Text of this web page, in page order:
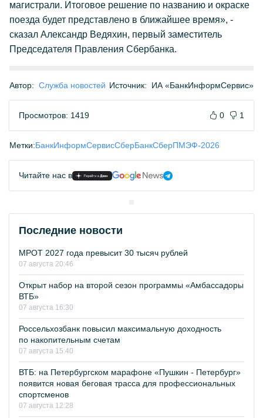
магистрали. Итоговое решение по названию и окраске
поезда будет представлено в ближайшее время», -
сказал Александр Ведяхин, первый заместитель
Председателя Правления Сбербанка.
Автор: Служба новостей Источник: ИА «БанкИнформСервис»
Просмотров: 1419 0 1
Метки:БанкИнформСервисСберБанкСберПМЭФ-2026
Читайте нас в
Последние новости
МРОТ 2027 года превысит 30 тысяч рублей
07 августа 20:46
Открыт набор на второй сезон программы «Амбассадоры
ВТБ»
07 августа 16:30
Россельхозбанк повысил максимальную доходность
по накопительным счетам
07 августа 15:40
ВТБ: на Петербургском марафоне «Пушкин - Петербург»
появится новая беговая трасса для профессиональных
спортсменов
07 августа 12:28